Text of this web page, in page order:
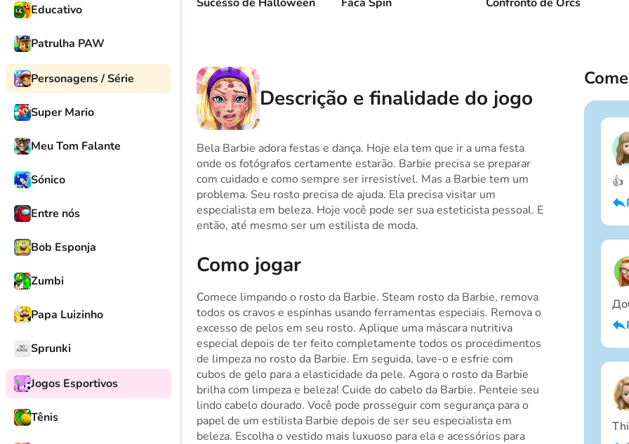
Educativo
Patrulha PAW
Personagens / Série
Super Mario
Meu Tom Falante
Sónico
Entre nós
Bob Esponja
Zumbi
Papa Luizinho
Sprunki
Jogos Esportivos
Tênis
Descrição e finalidade do jogo
Bela Barbie adora festas e dança. Hoje ela tem que ir a uma festa
onde os fotógrafos certamente estarão. Barbie precisa se preparar
com cuidado e como sempre ser irresistível. Mas a Barbie tem um
problema. Seu rosto precisa de ajuda. Ela precisa visitar um
especialista em beleza. Hoje você pode ser sua esteticista pessoal. E
então, até mesmo ser um estilista de moda.
Como jogar
Comece limpando o rosto da Barbie. Steam rosto da Barbie, remova
todos os cravos e espinhas usando ferramentas especiais. Remova o
excesso de pelos em seu rosto. Aplique uma máscara nutritiva
especial depois de ter feito completamente todos os procedimentos
de limpeza no rosto da Barbie. Em seguida, lave-o e esfrie com
cubos de gelo para a elasticidade da pele. Agora o rosto da Barbie
brilha com limpeza e beleza! Cuide do cabelo da Barbie. Penteie seu
lindo cabelo dourado. Você pode prosseguir com segurança para o
papel de um estilista Barbie depois de ser seu especialista em
beleza. Escolha o vestido mais luxuoso para ela e acessórios para
👍